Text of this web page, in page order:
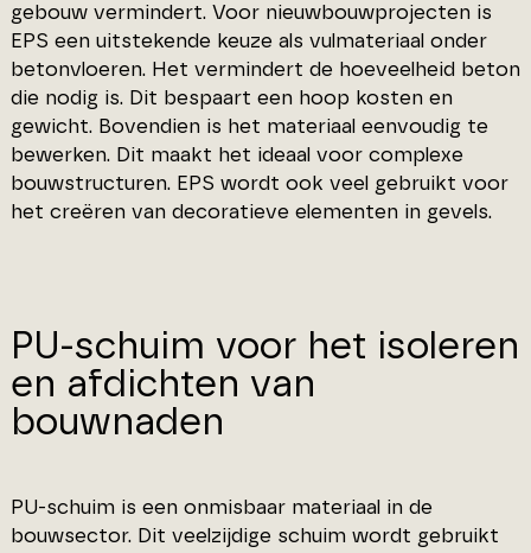
gebouw vermindert. Voor nieuwbouwprojecten is
EPS een uitstekende keuze als vulmateriaal onder
betonvloeren. Het vermindert de hoeveelheid beton
die nodig is. Dit bespaart een hoop kosten en
gewicht. Bovendien is het materiaal eenvoudig te
bewerken. Dit maakt het ideaal voor complexe
bouwstructuren. EPS wordt ook veel gebruikt voor
het creëren van decoratieve elementen in gevels.
PU-schuim voor het isoleren
en afdichten van
bouwnaden
PU-schuim is een onmisbaar materiaal in de
bouwsector. Dit veelzijdige schuim wordt gebruikt